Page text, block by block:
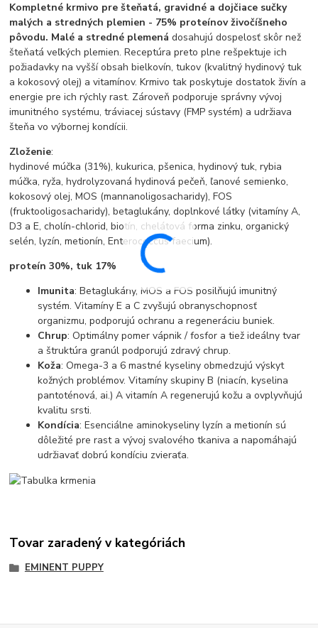
Kompletné krmivo pre šteňatá, gravidné a dojčiace sučky
malých a stredných plemien - 75% proteínov živočíšneho
pôvodu. Malé a stredné plemená dosahujú dospelosť skôr než
šteňatá veľkých plemien. Receptúra preto plne rešpektuje ich
požiadavky na vyšší obsah bielkovín, tukov (kvalitný hydinový tuk
a kokosový olej) a vitamínov. Krmivo tak poskytuje dostatok živín a
energie pre ich rýchly rast. Zároveň podporuje správny vývoj
imunitného systému, tráviacej sústavy (FMP systém) a udržiava
šteňa vo výbornej kondícii.
Zloženie:
hydinové múčka (31%), kukurica, pšenica, hydinový tuk, rybia
múčka, ryža, hydrolyzovaná hydinová pečeň, ľanové semienko,
kokosový olej, MOS (mannanoligosacharidy), FOS
(fruktooligosacharidy), betaglukány, doplnkové látky (vitamíny A,
D3 a E, cholín-chlorid, biotín, chelátová forma zinku, organický
selén, lyzín, metionín, Enterococcus faecium).
proteín 30%, tuk 17%
Imunita: Betaglukány, MOS a FOS posilňujú imunitný
systém. Vitamíny E a C zvyšujú obranyschopnosť
organizmu, podporujú ochranu a regeneráciu buniek.
Chrup: Optimálny pomer vápnik / fosfor a tiež ideálny tvar
a štruktúra granúl podporujú zdravý chrup.
Koža: Omega-3 a 6 mastné kyseliny obmedzujú výskyt
kožných problémov. Vitamíny skupiny B (niacín, kyselina
pantoténová, ai.) A vitamín A regenerujú kožu a ovplyvňujú
kvalitu srsti.
Kondícia: Esenciálne aminokyseliny lyzín a metionín sú
dôležité pre rast a vývoj svalového tkaniva a napomáhajú
udržiavať dobrú kondíciu zvieraťa.
Tovar zaradený v kategóriách
EMINENT PUPPY